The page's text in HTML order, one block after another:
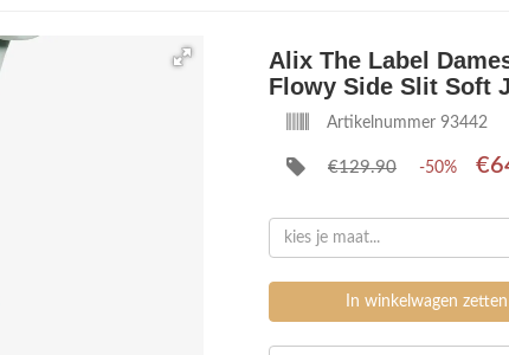
Alix The Label
Flowy Side Slit Soft
Artikelnummer 93442
€129.90 -50%
kies je maat...
In winkelwagen zetten